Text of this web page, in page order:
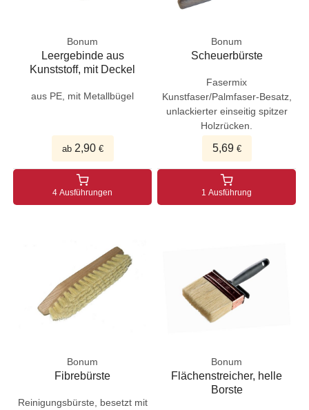
Bonum
Leergebinde aus
Kunststoff, mit Deckel
aus PE, mit Metallbügel
ab 2,90€
4 Ausführungen
Bonum
Scheuerbürste
Fasermix
Kunstfaser/Palmfaser-Besatz,
unlackierter einseitig spitzer
Holzrücken.
5,69€
1 Ausführung
Bonum
Fibrebürste
Reinigungsbürste, besetzt mit
Bonum
Flächenstreicher, helle
Borste